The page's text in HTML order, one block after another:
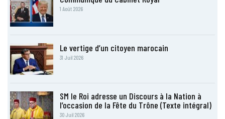
1 Août 2026
Le vertige d’un citoyen marocain
31 Juil 2026
SM le Roi adresse un Discours à la Nation à
l’occasion de la Fête du Trône (Texte intégral)
30 Juil 2026